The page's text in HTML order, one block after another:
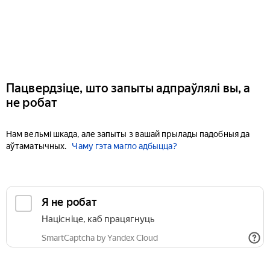
Пацвердзіце, што запыты адпраўлялі вы, а
не робат
Нам вельмі шкада, але запыты з вашай прылады падобныя да
аўтаматычных.
Чаму гэта магло адбыцца?
Я не робат
Націсніце, каб працягнуць
SmartCaptcha by Yandex Cloud